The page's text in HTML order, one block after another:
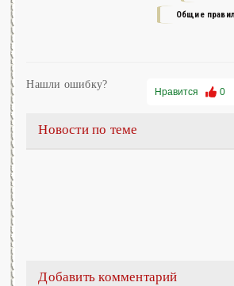
Общие
Нравится 0
Нашли ошибку?
Новости по теме
Добавить комментарий